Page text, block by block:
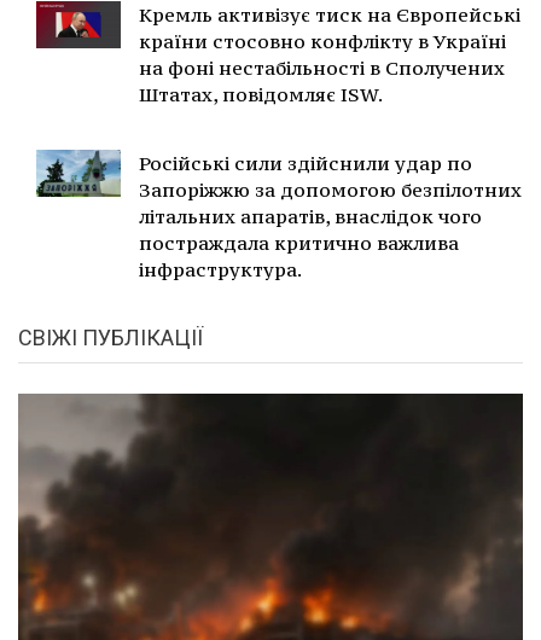
Кремль активізує тиск на Європейські
країни стосовно конфлікту в Україні
на фоні нестабільності в Сполучених
Штатах, повідомляє ISW.
Російські сили здійснили удар по
Запоріжжю за допомогою безпілотних
літальних апаратів, внаслідок чого
постраждала критично важлива
інфраструктура.
СВІЖІ ПУБЛІКАЦІЇ